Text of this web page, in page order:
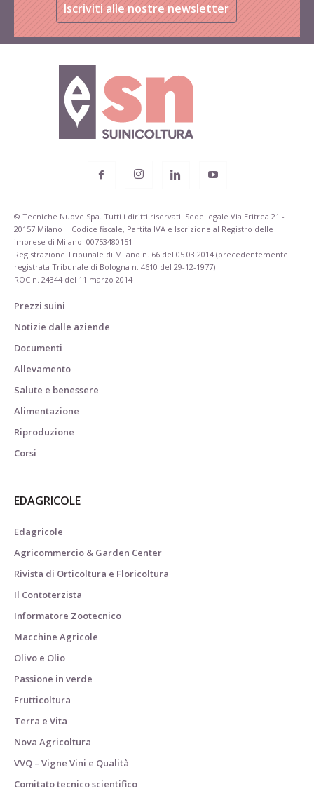
Iscriviti alle nostre newsletter
© Tecniche Nuove Spa. Tutti i diritti riservati. Sede legale Via Eritrea 21 -
20157 Milano | Codice fiscale, Partita IVA e Iscrizione al Registro delle
imprese di Milano: 00753480151
Registrazione Tribunale di Milano n. 66 del 05.03.2014 (precedentemente
registrata Tribunale di Bologna n. 4610 del 29-12-1977)
ROC n. 24344 del 11 marzo 2014
Prezzi suini
Notizie dalle aziende
Documenti
Allevamento
Salute e benessere
Alimentazione
Riproduzione
Corsi
EDAGRICOLE
Edagricole
Agricommercio & Garden Center
Rivista di Orticoltura e Floricoltura
Il Contoterzista
Informatore Zootecnico
Macchine Agricole
Olivo e Olio
Passione in verde
Frutticoltura
Terra e Vita
Nova Agricoltura
VVQ – Vigne Vini e Qualità
Comitato tecnico scientifico